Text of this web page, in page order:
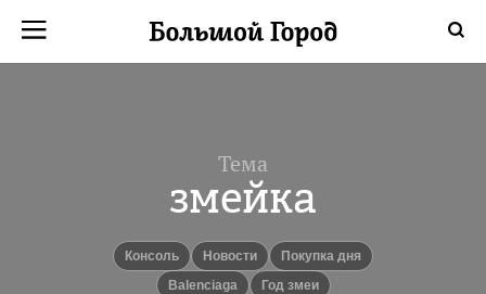
Тема
змейка
консоль новости
Покупка дня
Balenciaga
год змеи